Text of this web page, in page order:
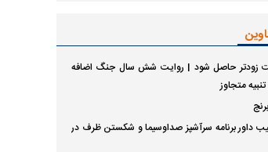
زودتر حاصل شود | روایت شش سال جنگ اضافه
متجاوز
داور برنامه سرآشپز صداوسیما و شکستن ظرف در